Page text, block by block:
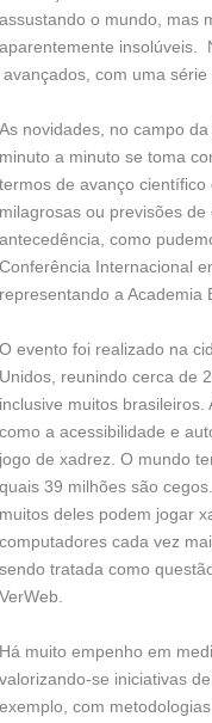
assustando o mundo, mas
aparentemente insolúveis.
avançados, com uma série
As novidades, no campo
minuto a minuto se toma
termos de avanço
milagrosas ou previsões
antecedência, como
Conferência Internacional
representando a Academia
O evento foi realizado na
Unidos, reunindo cerca de
inclusive muitos brasileiros.
como a acessibilidade e
jogo de xadrez. O mundo
quais 39 milhões são
muitos deles podem jogar
computadores cada vez
sendo tratada como
VerWeb.
Há muito empenho em
valorizando-se iniciativas
exemplo, com